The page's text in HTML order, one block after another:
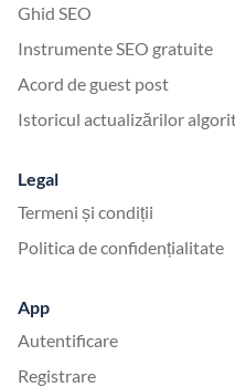
Ghid SEO
Instrumente SEO gratuite
Acord de guest post
Istoricul actualizărilor
Legal
Termeni și condiții
Politica de confidențialitate
App
Autentificare
Registrare